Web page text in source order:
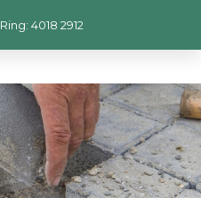
Ring: 4018 2912